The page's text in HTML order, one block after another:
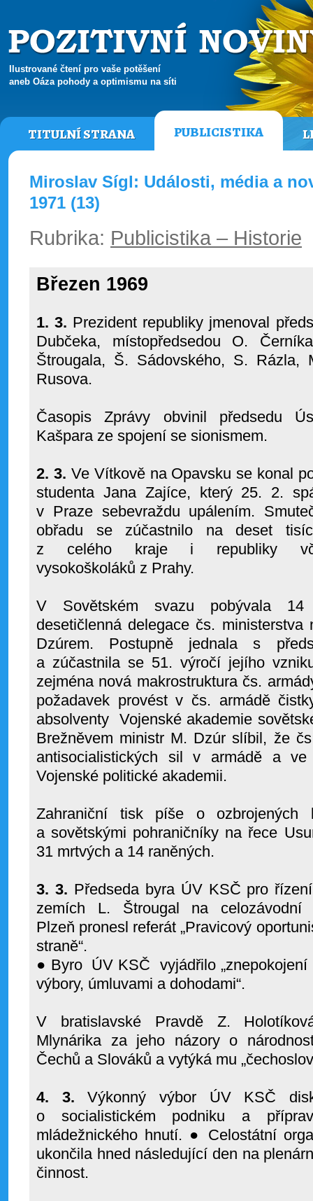
Ilustrované čtení pro vaše potěšení
aneb Oáza pohody a optimismu na síti
TITULNÍ STRANA PUBLICISTIKA
Miroslav Sígl: Události, média a
1971 (13)
Rubrika: Publicistika – Historie
Březen 1969
1. 3. Prezident republiky jmenoval
Dubčeka, místopředsedou O.
Štrougala, Š. Sádovského, S.
Rusova.
Časopis Zprávy obvinil předsedu
Kašpara ze spojení se sionismem.
2. 3. Ve Vítkově na Opavsku se konal
studenta Jana Zajíce, který 25. 2.
v Praze sebevraždu upálením.
obřadu se zúčastnilo na deset
z celého kraje i republiky
vysokoškoláků z Prahy.
V Sovětském svazu pobývala 14
desetičlenná delegace čs.
Dzúrem. Postupně jednala s
a zúčastnila se 51. výročí jejího
zejména nová makrostruktura čs.
požadavek provést v čs. armádě
absolventy Vojenské akademie
Brežněvem ministr M. Dzúr slíbil, že
antisocialistických sil v armádě a ve
Vojenské politické akademii.
Zahraniční tisk píše o ozbrojených
a sovětskými pohraničníky na řece
31 mrtvých a 14 raněných.
3. 3. Předseda byra ÚV KSČ pro
zemích L. Štrougal na
Plzeň pronesl referát „Pravicový
straně“.
● Byro ÚV KSČ vyjádřilo
výbory, úmluvami a dohodami“.
V bratislavské Pravdě Z.
Mlynárika za jeho názory o
Čechů a Slováků a vytýká mu
4. 3. Výkonný výbor ÚV KSČ
o socialistickém podniku a
mládežnického hnutí. ● Celostátní
ukončila hned následující den na
činnost.